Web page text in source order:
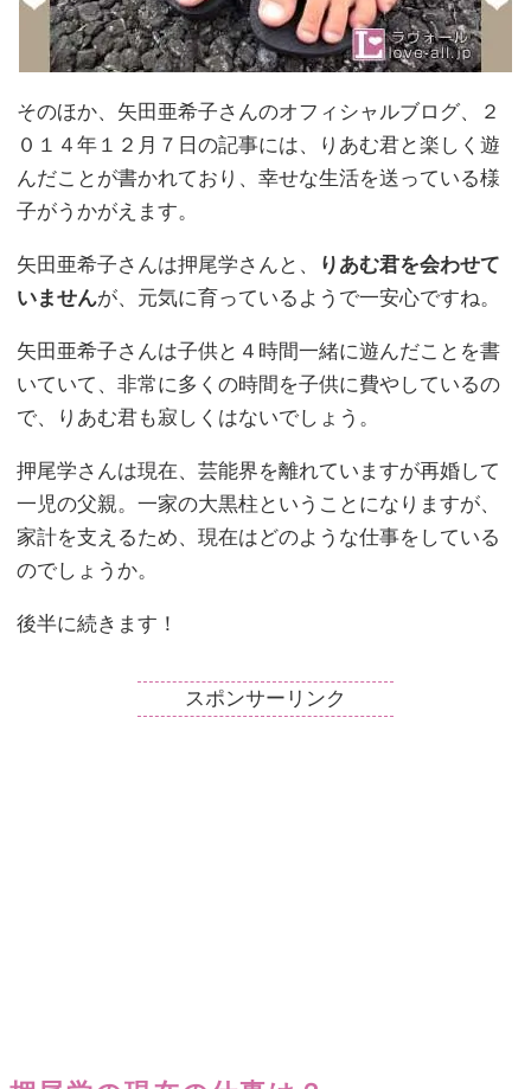
そのほか、矢田亜希子さんのオフィシャルブログ、２
０１４年１２月７日の記事には、りあむ君と楽しく遊
んだことが書かれており、幸せな生活を送っている様
子がうかがえます。
矢田亜希子さんは押尾学さんと、
りあむ君を会わせて
いませんが、元気に育っているようで一安心ですね。
矢田亜希子さんは子供と４時間一緒に遊んだことを書
いていて、非常に多くの時間を子供に費やしているの
で、りあむ君も寂しくはないでしょう。
押尾学さんは現在、芸能界を離れていますが再婚して
一児の父親。一家の大黒柱ということになりますが、
家計を支えるため、現在はどのような仕事をしている
のでしょうか。
後半に続きます！
スポンサーリンク